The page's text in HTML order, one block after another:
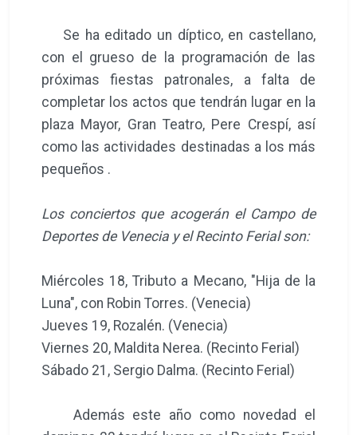
Se ha editado un díptico, en castellano,
con el grueso de la programación de las
próximas fiestas patronales, a falta de
completar los actos que tendrán lugar en la
plaza Mayor, Gran Teatro, Pere Crespí, así
como las actividades destinadas a los más
pequeños .
Los conciertos que acogerán el Campo de
Deportes de Venecia y el Recinto Ferial son:
Miércoles 18, Tributo a Mecano, "Hija de la
Luna", con Robin Torres. (Venecia)
Jueves 19, Rozalén. (Venecia)
Viernes 20, Maldita Nerea. (Recinto Ferial)
Sábado 21, Sergio Dalma. (Recinto Ferial)
Además este año como novedad el